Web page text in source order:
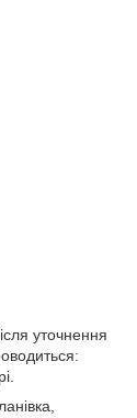
уточнення